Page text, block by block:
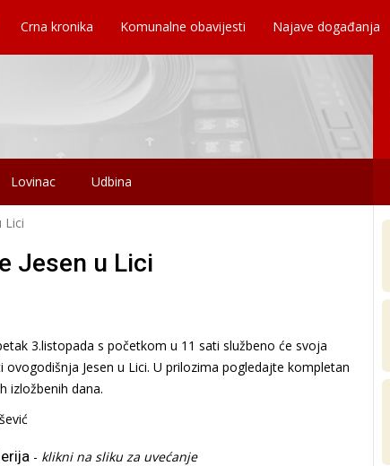
Crna kronika Komunalne obavijesti Najave događanja
Lovinac Udbina
Lici
Jesen u Lici
3.listopada s početkom u 11 sati službeno će svoja
Jesen u Lici. U prilozima pogledajte kompletan
izložbenih dana.
- klikni na sliku za uvećanje